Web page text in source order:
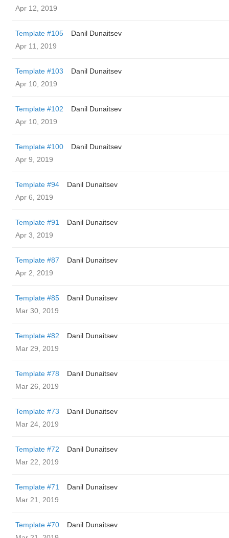
Apr 12, 2019
Template #105
Danil Dunaitsev
Apr 11, 2019
Template #103
Danil Dunaitsev
Apr 10, 2019
Template #102
Danil Dunaitsev
Apr 10, 2019
Template #100
Danil Dunaitsev
Apr 9, 2019
Template #94
Danil Dunaitsev
Apr 6, 2019
Template #91
Danil Dunaitsev
Apr 3, 2019
Template #87
Danil Dunaitsev
Apr 2, 2019
Template #85
Danil Dunaitsev
Mar 30, 2019
Template #82
Danil Dunaitsev
Mar 29, 2019
Template #78
Danil Dunaitsev
Mar 26, 2019
Template #73
Danil Dunaitsev
Mar 24, 2019
Template #72
Danil Dunaitsev
Mar 22, 2019
Template #71
Danil Dunaitsev
Mar 21, 2019
Template #70
Danil Dunaitsev